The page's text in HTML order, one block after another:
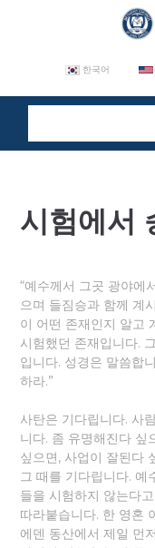
한국어
시험에서
“예수께서 그곳 광야에
으며 들짐승과 함께 계
이 어떤 존재인지 알고
시험했던 존재입니다.
입니다. 성경은 말씀합
하라.”
사탄은 기다립니다. 사
니다. 좀 유명해진다 싶
싶으면, 사업이 잘된다
그 때를 기다립니다. 예
들을 시험하지 않는다
따라붙습니다. 한 영혼
에덴 동산에서 제일 먼